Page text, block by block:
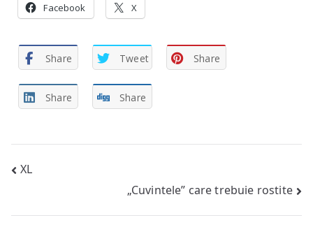
Facebook X
Share Tweet Share
Share Share
Post
XL
„Cuvintele” care trebuie rostite